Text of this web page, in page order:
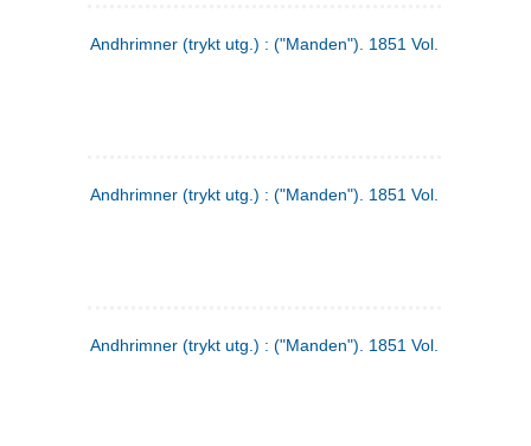
Andhrimner (trykt utg.) : ("Manden"). 1851 Vol. 1 Nr. 10
Andhrimner (trykt utg.) : ("Manden"). 1851 Vol. 1 Nr. 3
Andhrimner (trykt utg.) : ("Manden"). 1851 Vol. 2 Nr. 4